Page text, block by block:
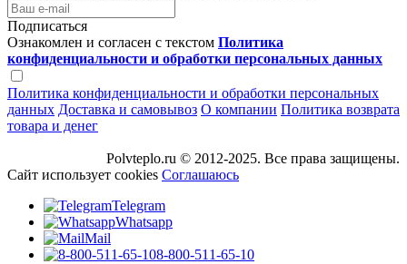
Подписаться
Ознакомлен и согласен с текстом Политика
конфиденциальности и обработки персональных данных
Политика конфиденциальности и обработки персональных
данных Доставка и самовывоз О компании Политика возврата
товара и денег
Polvteplo.ru © 2012-2025. Все права защищены.
Сайт использует cookies Соглашаюсь
Telegram
Whatsapp
Mail
8-800-511-65-10